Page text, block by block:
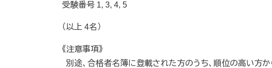
受験番号 1, 3, 4, 5
（以上 4名）
《注意事項》
別途、合格者名簿に登載された方のうち、順位の高い方